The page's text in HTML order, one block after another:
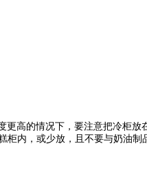
高的情况下，要注意把冷柜
内，或少放，且不要与奶油制